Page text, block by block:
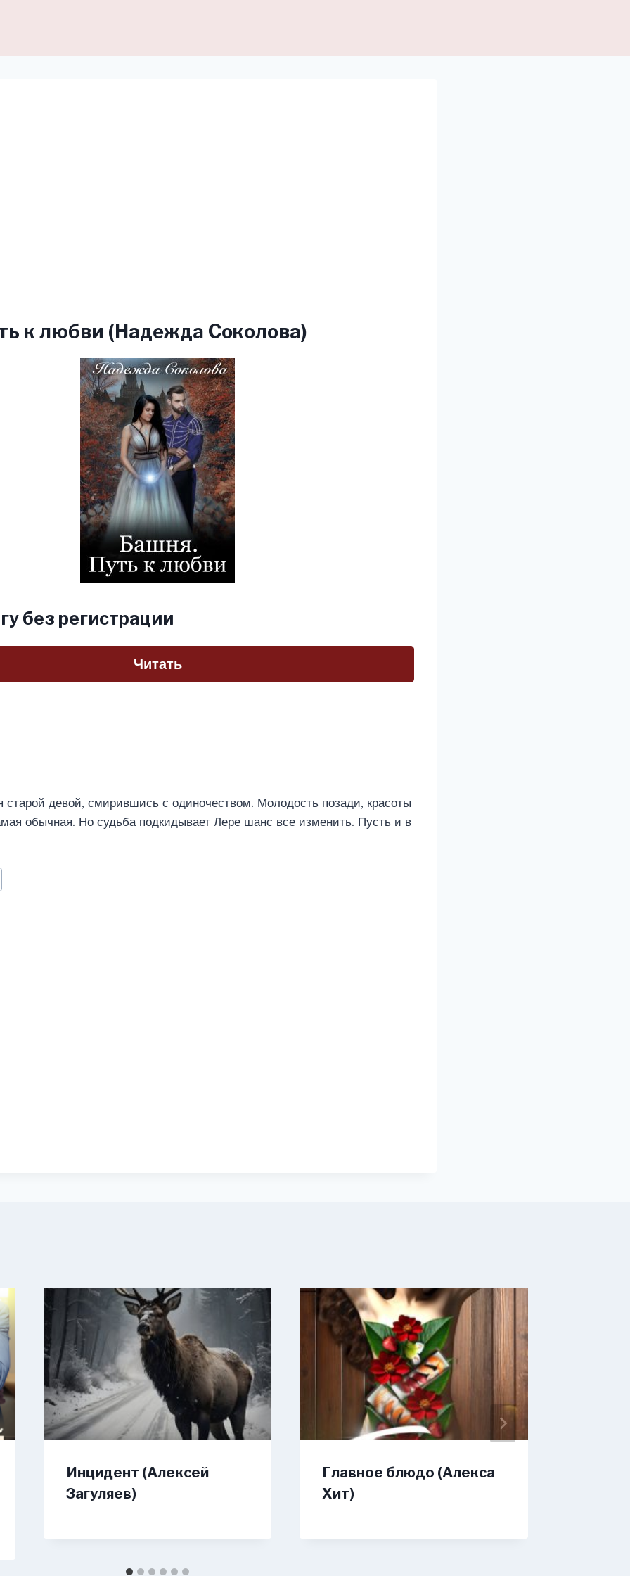
к любви (Надежда Соколова)
без регистрации
Читать
старой девой, смирившись с одиночеством. Молодость позади, красоты
обычная. Но судьба подкидывает Лере шанс все изменить. Пусть и в
Инцидент (Алексей
Загуляев)
Главное блюдо (Алекса
Хит)